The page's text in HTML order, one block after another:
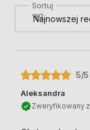
Sortuj
wg
5/5
Aleksandra
Zweryfikowany